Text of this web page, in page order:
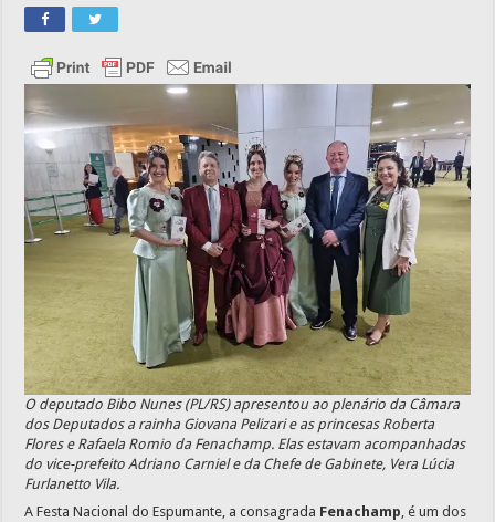
O deputado Bibo Nunes (PL/RS) apresentou ao plenário da Câmara
dos Deputados a rainha Giovana Pelizari e as princesas Roberta
Flores e Rafaela Romio da Fenachamp. Elas estavam acompanhadas
do vice-prefeito Adriano Carniel e da Chefe de Gabinete, Vera Lúcia
Furlanetto Vila.
A Festa Nacional do Espumante, a consagrada Fenachamp, é um dos